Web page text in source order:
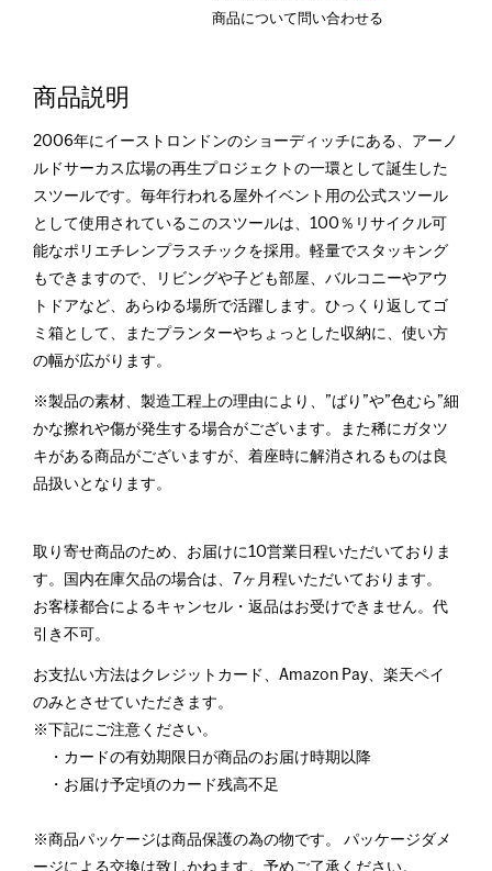
商品について問い合わせる
商品説明
2006年にイーストロンドンのショーディッチにある、アーノ
ルドサーカス広場の再生プロジェクトの一環として誕生した
スツールです。毎年行われる屋外イベント用の公式スツール
として使用されているこのスツールは、100％リサイクル可
能なポリエチレンプラスチックを採用。軽量でスタッキング
もできますので、リビングや子ども部屋、バルコニーやアウ
トドアなど、あらゆる場所で活躍します。ひっくり返してゴ
ミ箱として、またプランターやちょっとした収納に、使い方
の幅が広がります。
※製品の素材、製造工程上の理由により、”ばり”や”色むら”細
かな擦れや傷が発生する場合がございます。また稀にガタツ
キがある商品がございますが、着座時に解消されるものは良
品扱いとなります。
取り寄せ商品のため、お届けに10営業日程いただいておりま
す。国内在庫欠品の場合は、7ヶ月程いただいております。
お客様都合によるキャンセル・返品はお受けできません。代
引き不可。
お支払い方法はクレジットカード、Amazon Pay、楽天ペイ
のみとさせていただきます。
※下記にご注意ください。
・カードの有効期限日が商品のお届け時期以降
・お届け予定頃のカード残高不足
※商品パッケージは商品保護の為の物です。 パッケージダメ
ージによる交換は致しかねます。予めご了承ください。